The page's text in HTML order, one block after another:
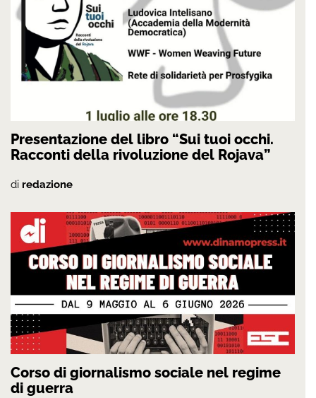
Presentazione del libro “Sui tuoi occhi.
Racconti della rivoluzione del Rojava”
di redazione
Corso di giornalismo sociale nel regime
di guerra